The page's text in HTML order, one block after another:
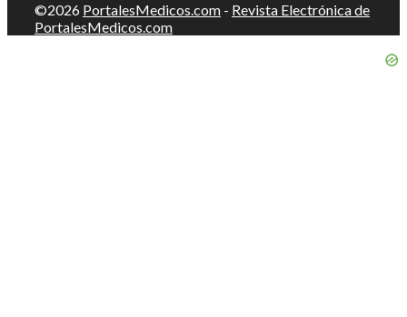
©2026 PortalesMedicos.com - Revista Electrónica de
PortalesMedicos.com